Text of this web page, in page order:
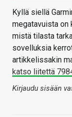
Kyllä siellä
megatavuista on
mistä tilasta
sovelluksia
artikkelissakin
katso liitettä
Kirjaudu sisään